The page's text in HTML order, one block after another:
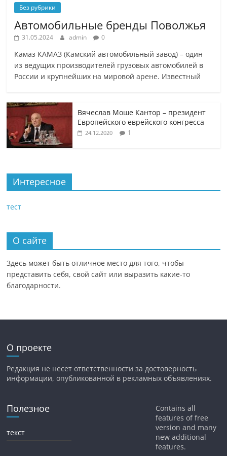
Без рубрики
Автомобильные бренды Поволжья
31.05.2024 admin 0
Камаз КАМАЗ (Камский автомобильный завод) – один
из ведущих производителей грузовых автомобилей в
России и крупнейших на мировой арене. Известный
Вячеслав Моше Кантор – президент
Европейского еврейского конгресса
24.12.2020 1
Интересное
тест
О сайте
Здесь может быть отличное место для того, чтобы
представить себя, свой сайт или выразить какие-то
благодарности.
О проекте
Редакция не несет ответственности за достоверность
информации, опубликованной в рекламных объявлениях.
Полезное
текст
Contains all
features of free
version and many
new additional
features.